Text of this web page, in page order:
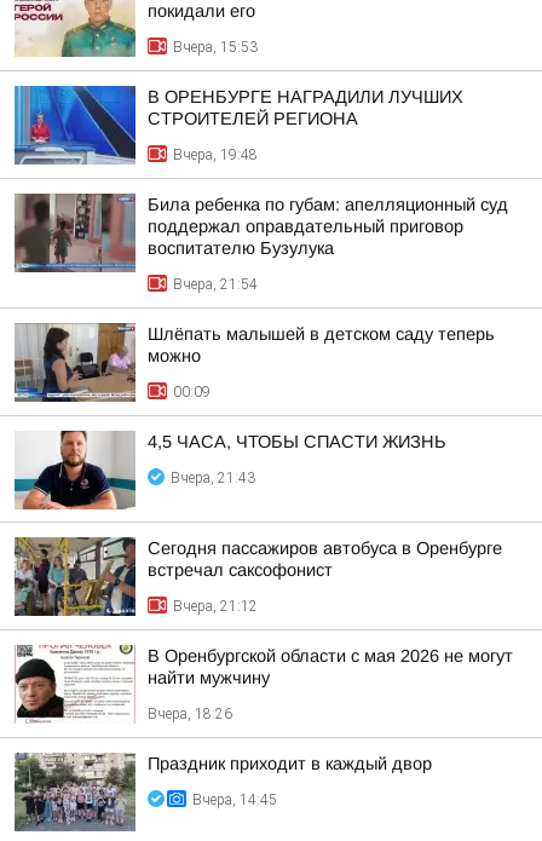
покидали его
Вчера, 15:53
В ОРЕНБУРГЕ НАГРАДИЛИ ЛУЧШИХ
СТРОИТЕЛЕЙ РЕГИОНА
Вчера, 19:48
Била ребенка по губам: апелляционный суд
поддержал оправдательный приговор
воспитателю Бузулука
Вчера, 21:54
Шлёпать малышей в детском саду теперь
можно
00:09
4,5 ЧАСА, ЧТОБЫ СПАСТИ ЖИЗНЬ
Вчера, 21:43
Сегодня пассажиров автобуса в Оренбурге
встречал саксофонист
Вчера, 21:12
В Оренбургской области с мая 2026 не могут
найти мужчину
Вчера, 18:26
Праздник приходит в каждый двор
Вчера, 14:45